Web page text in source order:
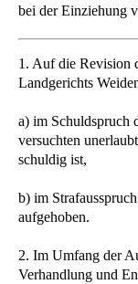
bei der Einziehung
1. Auf die Revision
Landgerichts
a) im Schuldspruch
versuchten
schuldig ist,
b) im
aufgehoben.
2. Im Umfang der
Verhandlung und